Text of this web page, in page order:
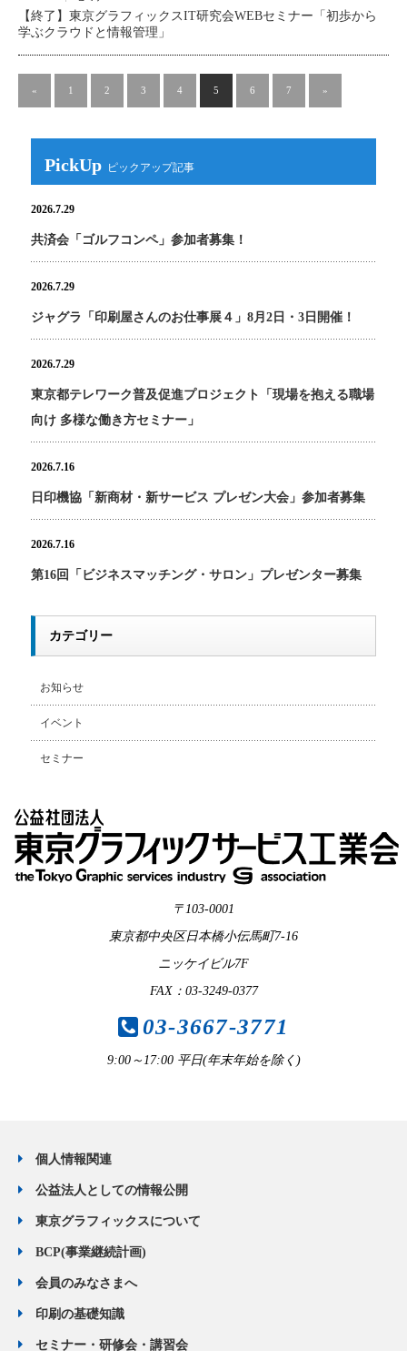
【終了】東京グラフィックスIT研究会WEBセミナー「初歩から
学ぶクラウドと情報管理」
« 1 2 3 4 5 6 7 »
PickUp
2026.7.29
共済会「ゴルフコンペ」参加者募集！
2026.7.29
ジャグラ「印刷屋さんのお仕事展４」8月2日・3日開催！
2026.7.29
東京都テレワーク普及促進プロジェクト「現場を抱える職場
向け 多様な働き方セミナー」
2026.7.16
日印機協「新商材・新サービス プレゼン大会」参加者募集
2026.7.16
第16回「ビジネスマッチング・サロン」プレゼンター募集
カテゴリー
お知らせ
イベント
セミナー
〒103-0001
東京都中央区日本橋小伝馬町7-16
ニッケイビル7F
FAX：03-3249-0377
03-3667-3771
9:00～17:00 平日(年末年始を除く)
個人情報関連
公益法人としての情報公開
東京グラフィックスについて
BCP(事業継続計画)
会員のみなさまへ
印刷の基礎知識
セミナー・研修会・講習会